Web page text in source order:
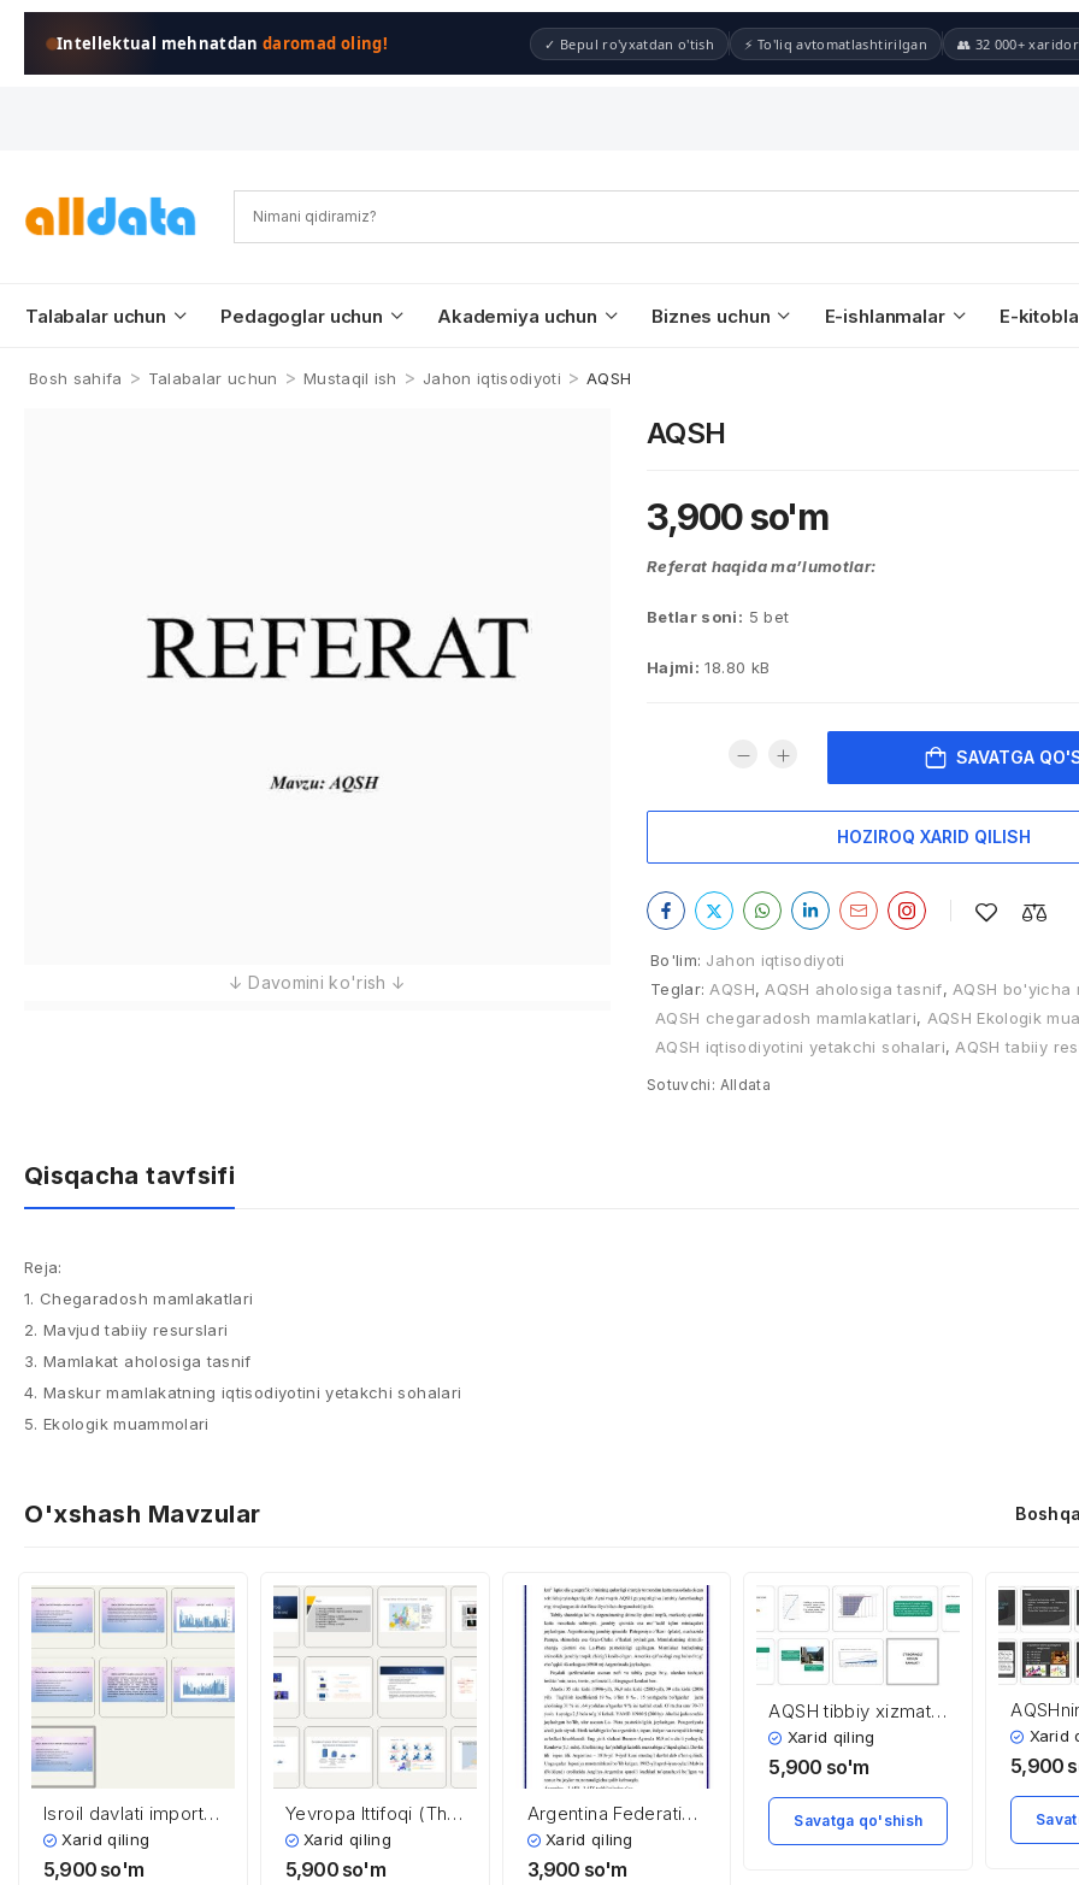
Intellektual mehnatdandaromad oling! ✓ Bepul ro'yxatdan o'tish ⚡ To'liq avtomatlashtirilgan 👥 32 000+ xaridor
Talabalar uchun Pedagoglar uchun Akademiya uchun Biznes uchun E-ishlanmalar E-
Bosh sahifa > Talabalar uchun > Mustaqil ish > Jahon iqtisodiyoti > AQSH
AQSH
3,900so'm
Referat haqida ma’lumotlar:
Betlar soni: 5 bet
Hajmi: 18.80 kB
SAVATGA
HOZIROQ XARID QILISH
Bo'lim: Jahon iqtisodiyoti
Teglar: AQSH, AQSH aholosiga tasnif, AQSH bo'yicha
AQSH chegaradosh mamlakatlari, AQSH Ekologik
AQSH iqtisodiyotini yetakchi sohalari, AQSH tabiiy
Sotuvchi: Alldata
Qisqacha tavfsifi
Reja:
1. Chegaradosh mamlakatlari
2. Mavjud tabiiy resurslari
3. Mamlakat aholosiga tasnif
4. Maskur mamlakatning iqtisodiyotini yetakchi sohalari
5. Ekologik muammolari
O'xshash Mavzular
Isroil davlati import
va exporti
Xarid qiling
5,900 so'm
Yevropa Ittifoqi (The
European Union)
Xarid qiling
5,900 so'm
Argentina Federativ
Respublikasi
Xarid qiling
3,900 so'm
AQSH tibbiy xizmat
ko’rsatish tizimi
Xarid qiling
5,900 so'm
Savatga qo'shish
tizimiXarid
5,900